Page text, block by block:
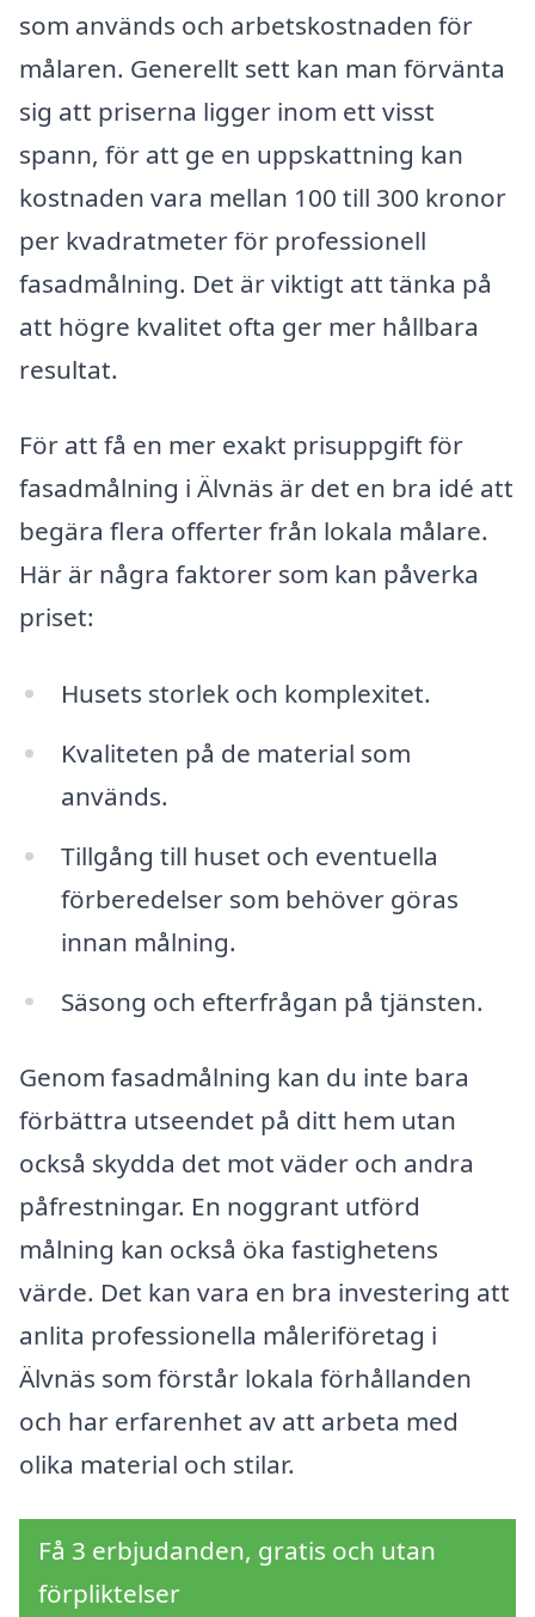
som används och arbetskostnaden för
målaren. Generellt sett kan man förvänta
sig att priserna ligger inom ett visst
spann, för att ge en uppskattning kan
kostnaden vara mellan 100 till 300 kronor
per kvadratmeter för professionell
fasadmålning. Det är viktigt att tänka på
att högre kvalitet ofta ger mer hållbara
resultat.
För att få en mer exakt prisuppgift för
fasadmålning i Älvnäs är det en bra idé att
begära flera offerter från lokala målare.
Här är några faktorer som kan påverka
priset:
Husets storlek och komplexitet.
Kvaliteten på de material som
används.
Tillgång till huset och eventuella
förberedelser som behöver göras
innan målning.
Säsong och efterfrågan på tjänsten.
Genom fasadmålning kan du inte bara
förbättra utseendet på ditt hem utan
också skydda det mot väder och andra
påfrestningar. En noggrant utförd
målning kan också öka fastighetens
värde. Det kan vara en bra investering att
anlita professionella måleriföretag i
Älvnäs som förstår lokala förhållanden
och har erfarenhet av att arbeta med
olika material och stilar.
Få 3 erbjudanden, gratis och utan
förpliktelser